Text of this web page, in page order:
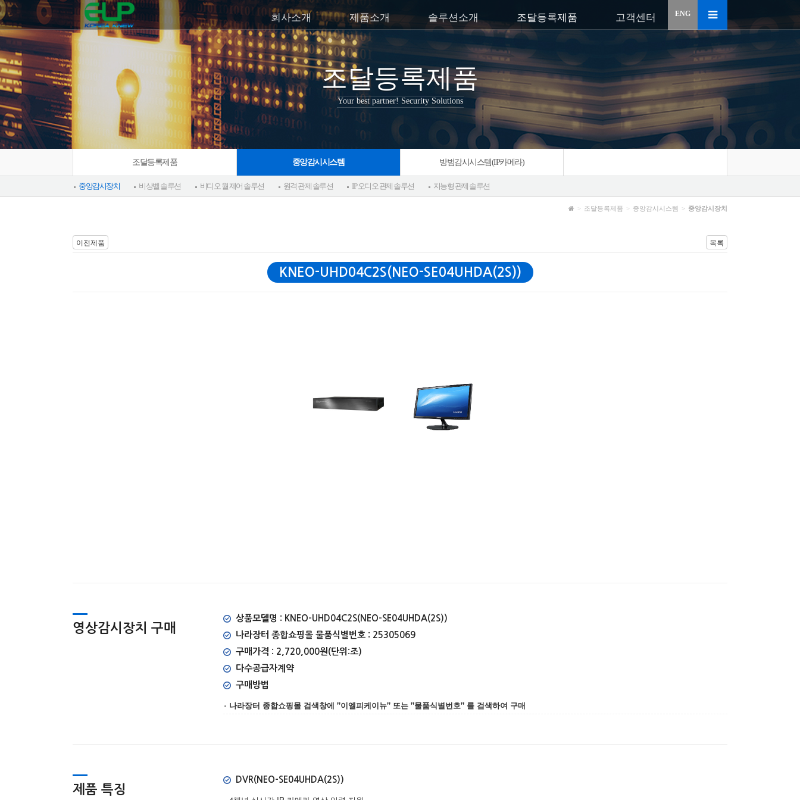
ENG
회사소개 제품소개 솔루션소개 조달등록제품 고객센터
조달등록제품
Your best partner! Security Solutions
조달등록제품 중앙감시시스템 방범감시시스템(IP카메라)
중앙감시장치 비상벨 솔루션 비디오 월 제어 솔루션 원격 관제 솔루션 IP 오디오 관제 솔루션 지능형 관제 솔루션
조달등록제품 중앙감시시스템 중앙감시장치
이전제품 목록
KNEO-UHD04C2S(NEO-SE04UHDA(2S))
영상감시장치 구매
상품모델명 : KNEO-UHD04C2S(NEO-SE04UHDA(2S))
나라장터 종합쇼핑몰 물품식별번호 : 25305069
구매가격 : 2,720,000원(단위:조)
다수공급자계약
구매방법
나라장터 종합쇼핑몰 검색창에 "이엘피케이뉴" 또는 "물품식별번호" 를 검색하여 구매
제품 특징
DVR(NEO-SE04UHDA(2S))